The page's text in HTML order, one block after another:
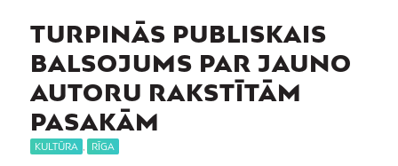
TURPINĀS PUBLISKAIS
BALSOJUMS PAR JAUNO
AUTORU RAKSTĪTĀM
PASAKĀM
KULTŪRA RĪGA